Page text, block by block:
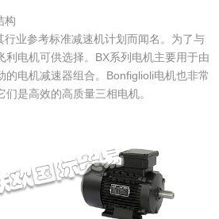
构
行业参考标准减速机计划而闻名。为了与
利电机可供选择。BX系列电机主要用于由
的电机减速器组合。Bonfiglioli电机也非常
是高效的高质量三相电机。